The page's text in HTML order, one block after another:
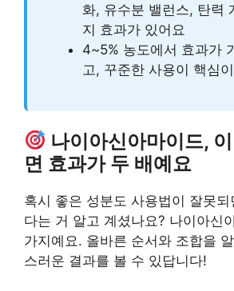
화, 유수분 밸런스, 탄력
지 효과가 있어요
4~5% 농도에서 효과가
고, 꾸준한 사용이 핵심
나이아신아마이드,
면 효과가 두 배예요
혹시 좋은 성분도 사용법이 잘못
다는 거 알고 계셨나요? 나이아신
가지예요. 올바른 순서와 조합을
스러운 결과를 볼 수 있답니다!